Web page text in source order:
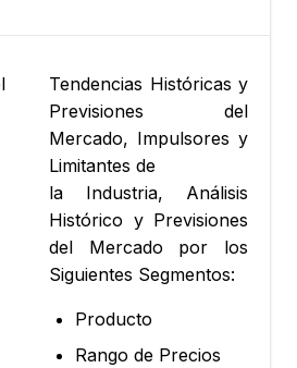
Tendencias Históricas y
Previsiones del
Mercado, Impulsores y
Limitantes de
la Industria, Análisis
Histórico y Previsiones
del Mercado por los
Siguientes Segmentos:
Producto
Rango de Precios